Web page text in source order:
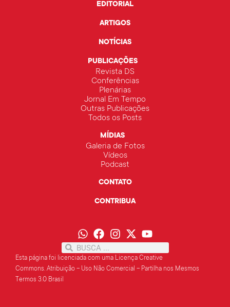
EDITORIAL
ARTIGOS
NOTÍCIAS
PUBLICAÇÕES
Revista DS
Conferências
Plenárias
Jornal Em Tempo
Outras Publicações
Todos os Posts
MÍDIAS
Galeria de Fotos
Vídeos
Podcast
CONTATO
CONTRIBUA
Esta página foi licenciada com uma Licença Creative
Commons. Atribuição – Uso Não Comercial – Partilha nos Mesmos
Termos 3.0 Brasil